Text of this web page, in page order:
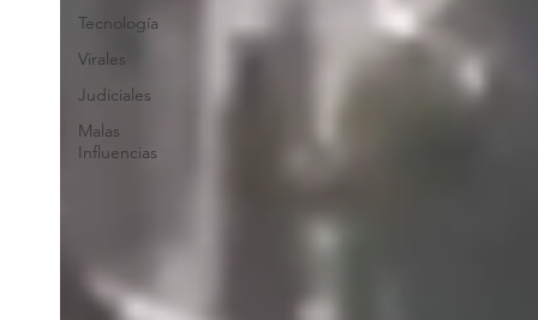
Tecnología
Virales
Judiciales
Malas
Influencias